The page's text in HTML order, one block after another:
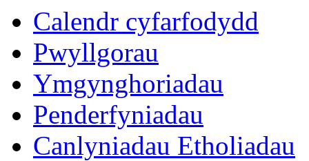
Calendr cyfarfodydd
Pwyllgorau
Ymgynghoriadau
Penderfyniadau
Canlyniadau Etholiadau
13:00
13:00
13:00
13:00
13:00
13:30
13:30
13:30